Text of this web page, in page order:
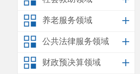
养老服务领域
公共法律服务领域
财政预决算领域